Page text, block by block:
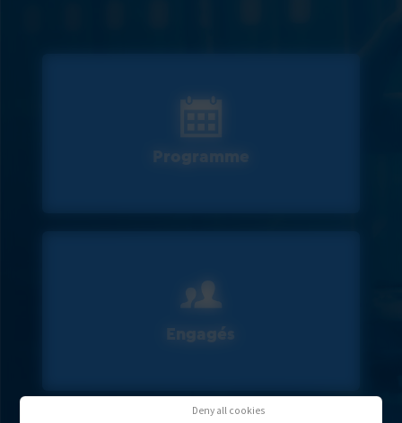
Programme
Engagés
Deny all cookies